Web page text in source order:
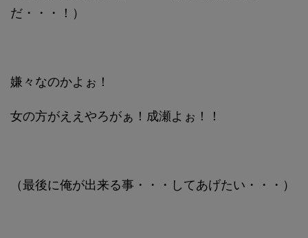
だ・・・！）
嫌々なのかよぉ！
女の方がええやろがぁ！成瀬よぉ！！
（最後に俺が出来る事・・・してあげたい・・・）